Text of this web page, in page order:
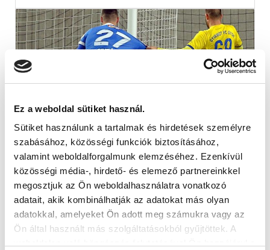
Ez a weboldal sütiket használ.
Sütiket használunk a tartalmak és hirdetések személyre
szabásához, közösségi funkciók biztosításához,
valamint weboldalforgalmunk elemzéséhez. Ezenkívül
közösségi média-, hirdető- és elemező partnereinkkel
megosztjuk az Ön weboldalhasználatra vonatkozó
adatait, akik kombinálhatják az adatokat más olyan
adatokkal, amelyeket Ön adott meg számukra vagy az
Ön által használt más szolgáltatásokból gyűjtöttek. A
A GYIRMÓT ELLENI MECCS
ÖSSZEFOGLALÓJA (VIDEÓ)
2018-11-17
Összesen 9 gól esett a Gyirmót FC elleni felkészülési
találkozón.